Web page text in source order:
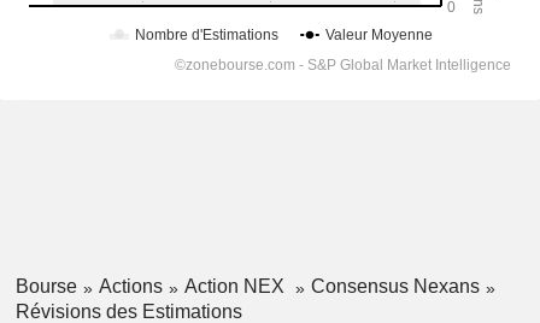
Bourse Actions Action NEX
Consensus Nexans
Révisions des Estimations